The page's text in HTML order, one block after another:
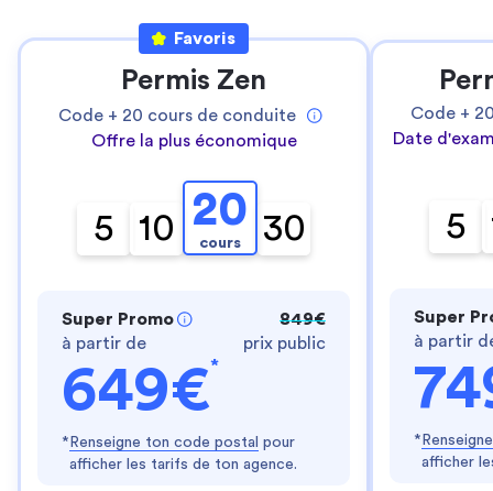
Favoris
Permis Zen
Code + 20 cours de conduite
Offre la plus économique
5 10 20
cours 30
Super Promo
à partir de
649€*
849€
prix public
* Renseigne ton code postal pour
afficher les tarifs de ton agence.
Code +
Date
5
Super
à partir
*
afficher